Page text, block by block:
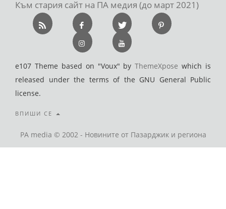
Към стария сайт на ПА медия (до март 2021)
e107 Theme based on "Voux" byThemeXpose which is
released under the terms of the GNU General Public
license.
ВПИШИ СЕ
PA media © 2002 - Новините от Пазарджик и региона